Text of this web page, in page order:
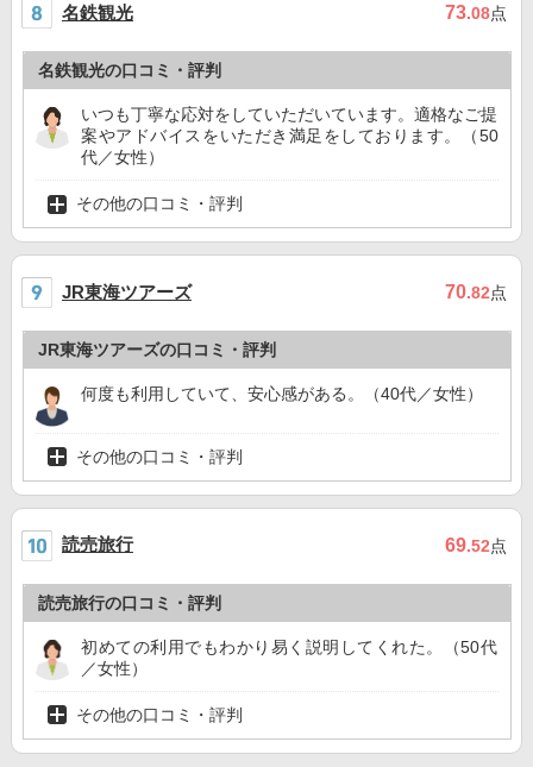
名鉄観光 73.08点
名鉄観光の口コミ・評判
いつも丁寧な応対をしていただいています。適格なご提
案やアドバイスをいただき満足をしております。（50
代／女性）
その他の口コミ・評判
JR東海ツアーズ 70.82点
JR東海ツアーズの口コミ・評判
何度も利用していて、安心感がある。（40代／女性）
その他の口コミ・評判
読売旅行 69.52点
読売旅行の口コミ・評判
初めての利用でもわかり易く説明してくれた。（50代
／女性）
その他の口コミ・評判